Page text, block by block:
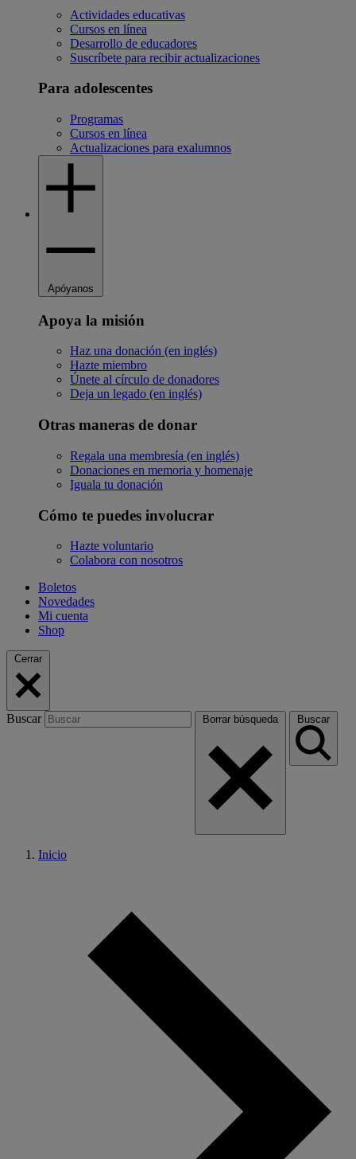
Actividades educativas
Cursos en línea
Desarrollo de educadores
Suscríbete para recibir actualizaciones
Para adolescentes
Programas
Cursos en línea
Actualizaciones para exalumnos
Apóyanos
Apoya la misión
Haz una donación (en inglés)
Hazte miembro
Únete al círculo de donadores
Deja un legado (en inglés)
Otras maneras de donar
Regala una membresía (en inglés)
Donaciones en memoria y homenaje
Iguala tu donación
Cómo te puedes involucrar
Hazte voluntario
Colabora con nosotros
Boletos
Novedades
Mi cuenta
Shop
Cerrar
Buscar Borrar búsqueda Buscar
Inicio